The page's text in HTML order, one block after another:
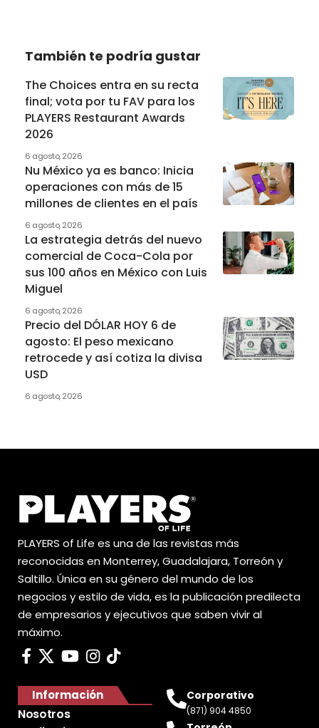
También te podría gustar
The Choices entra en su recta
final; vota por tu FAV para los
PLAYERS Restaurant Awards
2026
6 agosto, 2026
Nu México ya es banco: Inicia
operaciones con más de 15
millones de clientes en el país
6 agosto, 2026
La estrategia detrás del nuevo
comercial de Coca-Cola por
sus 100 años en México con Luis
Miguel
6 agosto, 2026
Precio del DÓLAR HOY 6 de
agosto: El peso mexicano
retrocede y así cotiza la divisa
USD
6 agosto, 2026
PLAYERS of Life es una de las revistas más
reconocidas en Monterrey, Guadalajara, Torreón y
Saltillo. Única en su género del mundo de los
negocios y estilo de vida, es la publicación predilecta
de empresarios y ejecutivos que saben vivir al
máximo.
Información
Nosotros
Corporativo
(871) 904 4850